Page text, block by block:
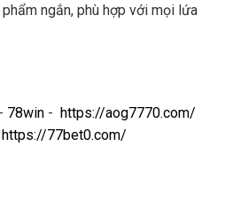
ngắn, phù hợp với mọi lứa
- 78win - https://aog7770.com/
https://77bet0.com/